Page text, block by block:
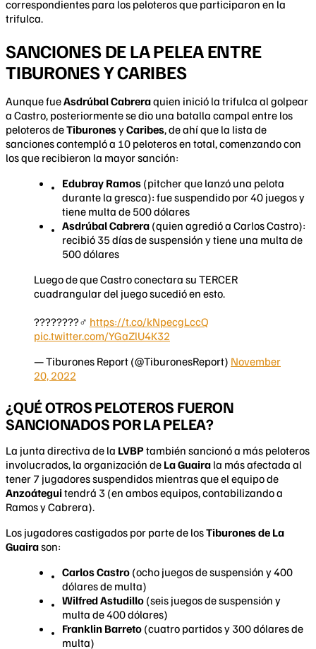
correspondientes para los peloteros que participaron en la
trifulca.
SANCIONES DE LA PELEA ENTRE
TIBURONES Y CARIBES
Aunque fueAsdrúbal Cabreraquien inició la trifulca al golpear
a Castro, posteriormente se dio una batalla campal entre los
peloteros deTiburonesyCaribes, de ahí que la lista de
sanciones contempló a 10 peloteros en total, comenzando con
los que recibieron la mayor sanción:
Edubray Ramos (pitcher que lanzó una pelota
durante la gresca): fue suspendido por 40 juegos y
tiene multa de 500 dólares
Asdrúbal Cabrera (quien agredió a Carlos Castro):
recibió 35 días de suspensión y tiene una multa de
500 dólares
Luego de que Castro conectara su TERCER
cuadrangular del juego sucedió en esto.
????????‍♂️ https://t.co/kNpecgLccQ
pic.twitter.com/YGaZlU4K32
— Tiburones Report (@TiburonesReport) November
20, 2022
¿QUÉ OTROS PELOTEROS FUERON
SANCIONADOS POR LA PELEA?
La junta directiva de la LVBPtambién sancionó a más peloteros
involucrados, la organización de La Guaira la más afectada al
tener 7 jugadores suspendidos mientras que el equipo de
Anzoáteguitendrá 3 (en ambos equipos, contabilizando a
Ramos y Cabrera).
Los jugadores castigados por parte de losTiburones de La
Guairason:
Carlos Castro (ocho juegos de suspensión y 400
dólares de multa)
Wilfred Astudillo (seis juegos de suspensión y
multa de 400 dólares)
Franklin Barreto (cuatro partidos y 300 dólares de
multa)